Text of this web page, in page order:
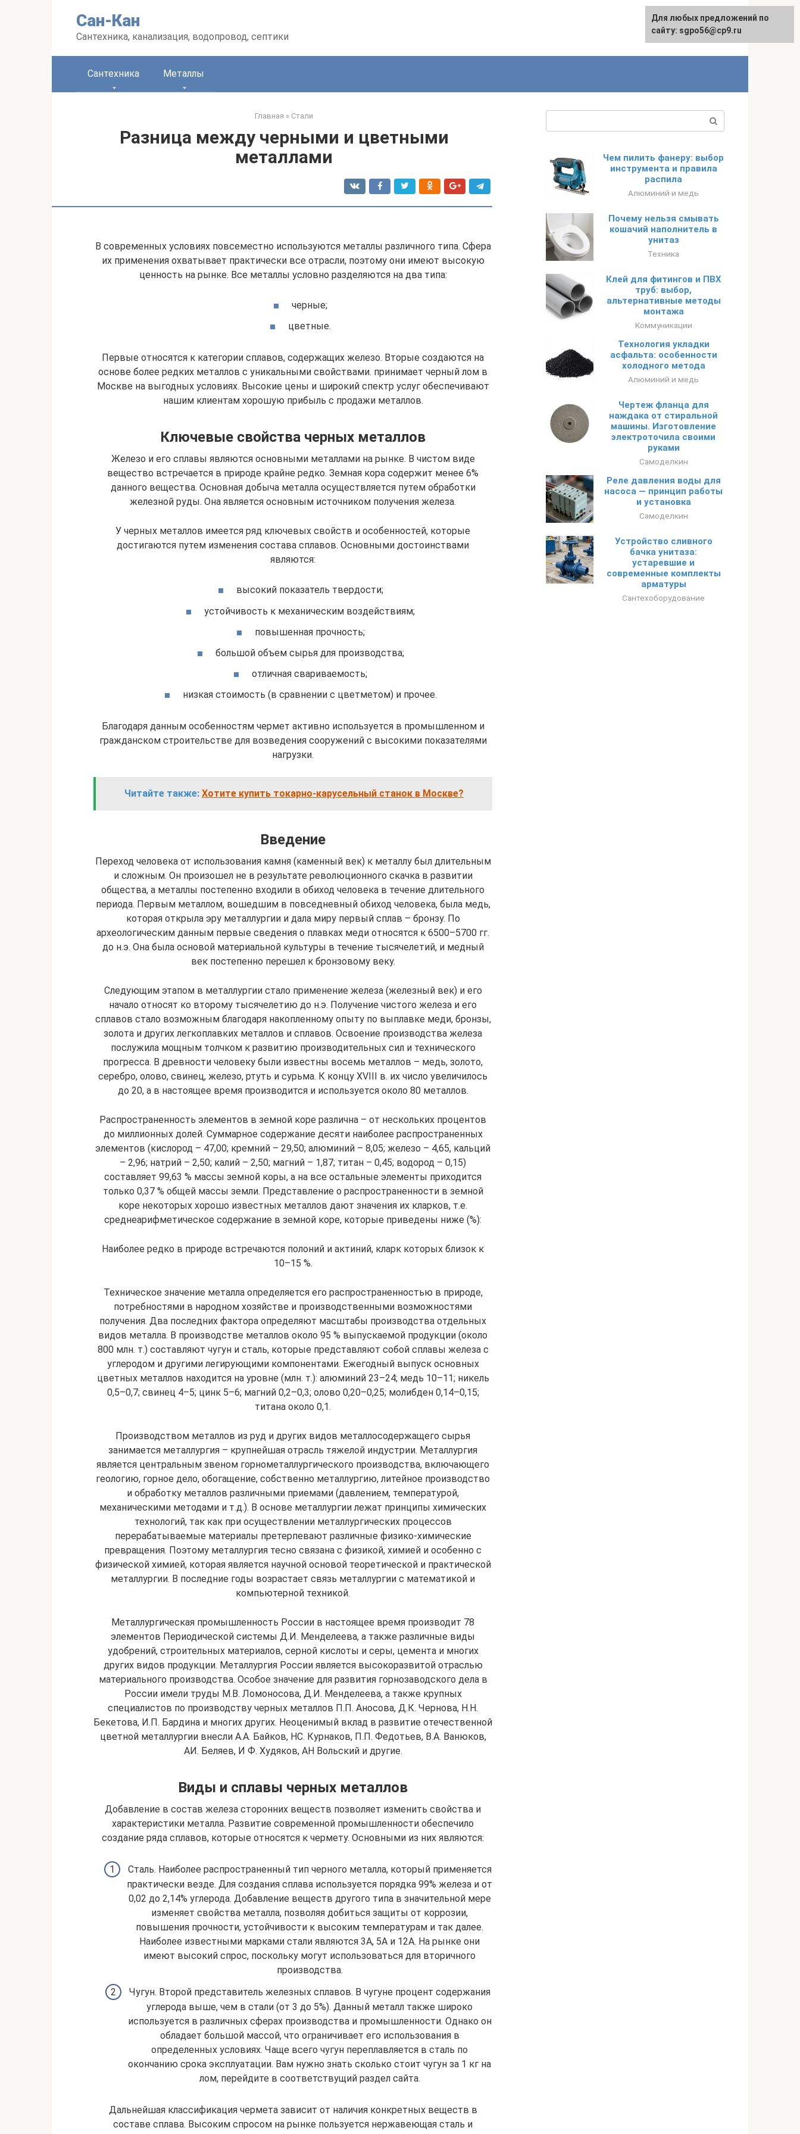
Сан-Кан
Сантехника, канализация, водопровод, септики
English
Сантехника Металлы
Главная » Стали
Разница между черными и цветными
металлами
В современных условиях повсеместно используются металлы различного типа. Сфера
их применения охватывает практически все отрасли, поэтому они имеют высокую
ценность на рынке. Все металлы условно разделяются на два типа:
черные;
цветные.
Первые относятся к категории сплавов, содержащих железо. Вторые создаются на
основе более редких металлов с уникальными свойствами. принимает черный лом в
Москве на выгодных условиях. Высокие цены и широкий спектр услуг обеспечивают
нашим клиентам хорошую прибыль с продажи металлов.
Ключевые свойства черных металлов
Железо и его сплавы являются основными металлами на рынке. В чистом виде
вещество встречается в природе крайне редко. Земная кора содержит менее 6%
данного вещества. Основная добыча металла осуществляется путем обработки
железной руды. Она является основным источником получения железа.
У черных металлов имеется ряд ключевых свойств и особенностей, которые
достигаются путем изменения состава сплавов. Основными достоинствами
являются:
высокий показатель твердости;
устойчивость к механическим воздействиям;
повышенная прочность;
большой объем сырья для производства;
отличная свариваемость;
низкая стоимость (в сравнении с цветметом) и прочее.
Благодаря данным особенностям чермет активно используется в промышленном и
гражданском строительстве для возведения сооружений с высокими показателями
нагрузки.
Читайте также: Хотите купить токарно-карусельный станок в Москве?
Введение
Переход человека от использования камня (каменный век) к металлу был длительным
и сложным. Он произошел не в результате революционного скачка в развитии
общества, а металлы постепенно входили в обиход человека в течение длительного
периода. Первым металлом, вошедшим в повседневный обиход человека, была медь,
которая открыла эру металлургии и дала миру первый сплав – бронзу. По
археологическим данным первые сведения о плавках меди относятся к 6500–5700 гг.
до н.э. Она была основой материальной культуры в течение тысячелетий, и медный
век постепенно перешел к бронзовому веку.
Следующим этапом в металлургии стало применение железа (железный век) и его
начало относят ко второму тысячелетию до н.э. Получение чистого железа и его
сплавов стало возможным благодаря накопленному опыту по выплавке меди, бронзы,
золота и других легкоплавких металлов и сплавов. Освоение производства железа
послужила мощным толчком к развитию производительных сил и технического
прогресса. В древности человеку были известны восемь металлов – медь, золото,
серебро, олово, свинец, железо, ртуть и сурьма. К концу XVIII в. их число увеличилось
до 20, а в настоящее время производится и используется около 80 металлов.
Распространенность элементов в земной коре различна – от нескольких процентов
до миллионных долей. Суммарное содержание десяти наиболее распространенных
элементов (кислород – 47,00; кремний – 29,50; алюминий – 8,05; железо – 4,65, кальций
– 2,96; натрий – 2,50; калий – 2,50; магний – 1,87; титан – 0,45; водород – 0,15)
составляет 99,63 % массы земной коры, а на все остальные элементы приходится
только 0,37 % общей массы земли. Представление о распространенности в земной
коре некоторых хорошо известных металлов дают значения их кларков, т.е.
среднеарифметическое содержание в земной коре, которые приведены ниже (%):
Наиболее редко в природе встречаются полоний и актиний, кларк которых близок к
10–15 %.
Техническое значение металла определяется его распространенностью в природе,
потребностями в народном хозяйстве и производственными возможностями
получения. Два последних фактора определяют масштабы производства отдельных
видов металла. В производстве металлов около 95 % выпускаемой продукции (около
800 млн. т.) составляют чугун и сталь, которые представляют собой сплавы железа с
углеродом и другими легирующими компонентами. Ежегодный выпуск основных
цветных металлов находится на уровне (млн. т.): алюминий 23–24; медь 10–11; никель
0,5–0,7; свинец 4–5; цинк 5–6; магний 0,2–0,3; олово 0,20–0,25; молибден 0,14–0,15;
титана около 0,1.
Производством металлов из руд и других видов металлосодержащего сырья
занимается металлургия – крупнейшая отрасль тяжелой индустрии. Металлургия
является центральным звеном горнометаллургического производства, включающего
геологию, горное дело, обогащение, собственно металлургию, литейное производство
и обработку металлов различными приемами (давлением, температурой,
механическими методами и т.д.). В основе металлургии лежат принципы химических
технологий, так как при осуществлении металлургических процессов
перерабатываемые материалы претерпевают различные физико-химические
превращения. Поэтому металлургия тесно связана с физикой, химией и особенно с
физической химией, которая является научной основой теоретической и практической
металлургии. В последние годы возрастает связь металлургии с математикой и
компьютерной техникой.
Металлургическая промышленность России в настоящее время производит 78
элементов Периодической системы Д.И. Менделеева, а также различные виды
удобрений, строительных материалов, серной кислоты и серы, цемента и многих
других видов продукции. Металлургия России является высокоразвитой отраслью
материального производства. Особое значение для развития горнозаводского дела в
России имели труды M.B. Ломоносова, Д.И. Менделеева, а также крупных
специалистов по производству черных металлов П.П. Аносова, Д.К. Чернова, Н.Н.
Бекетова, И.П. Бардина и многих других. Неоценимый вклад в развитие отечественной
цветной металлургии внесли А.А. Байков, НС. Курнаков, П.П. Федотьев, В.А. Ванюков,
АИ. Беляев, И Ф. Худяков, АН Вольский и другие.
Виды и сплавы черных металлов
Добавление в состав железа сторонних веществ позволяет изменить свойства и
характеристики металла. Развитие современной промышленности обеспечило
создание ряда сплавов, которые относятся к чермету. Основными из них являются:
Сталь. Наиболее распространенный тип черного металла, который применяется
практически везде. Для создания сплава используется порядка 99% железа и от
0,02 до 2,14% углерода. Добавление веществ другого типа в значительной мере
изменяет свойства металла, позволяя добиться защиты от коррозии,
повышения прочности, устойчивости к высоким температурам и так далее.
Наиболее известными марками стали являются 3А, 5А и 12А. На рынке они
имеют высокий спрос, поскольку могут использоваться для вторичного
производства.
Чугун. Второй представитель железных сплавов. В чугуне процент содержания
углерода выше, чем в стали (от 3 до 5%). Данный металл также широко
используется в различных сферах производства и промышленности. Однако он
обладает большой массой, что ограничивает его использования в
определенных условиях. Чаще всего чугун переплавляется в сталь по
окончанию срока эксплуатации. Вам нужно знать сколько стоит чугун за 1 кг на
лом, перейдите в соответствущий раздел сайта.
Дальнейшая классификация чермета зависит от наличия конкретных веществ в
составе сплава. Высоким спросом на рынке пользуется нержавеющая сталь и
Чем пилить фанеру: выбор
инструмента и правила
распила
Алюминий и медь
Почему нельзя смывать
кошачий наполнитель в
унитаз
Техника
Клей для фитингов и ПВХ
труб: выбор,
альтернативные методы
монтажа
Коммуникации
Технология укладки
асфальта: особенности
холодного метода
Алюминий и медь
Чертеж фланца для
наждака от стиральной
машины. Изготовление
электроточила своими
руками
Самоделкин
Реле давления воды для
насоса — принцип работы
и установка
Самоделкин
Устройство сливного
бачка унитаза:
устаревшие и
современные комплекты
арматуры
Сантехоборудование
Для любых предложений по
сайту: sgpo56@cp9.ru